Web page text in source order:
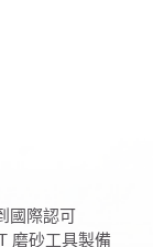
國際認可
磨砂工具製備